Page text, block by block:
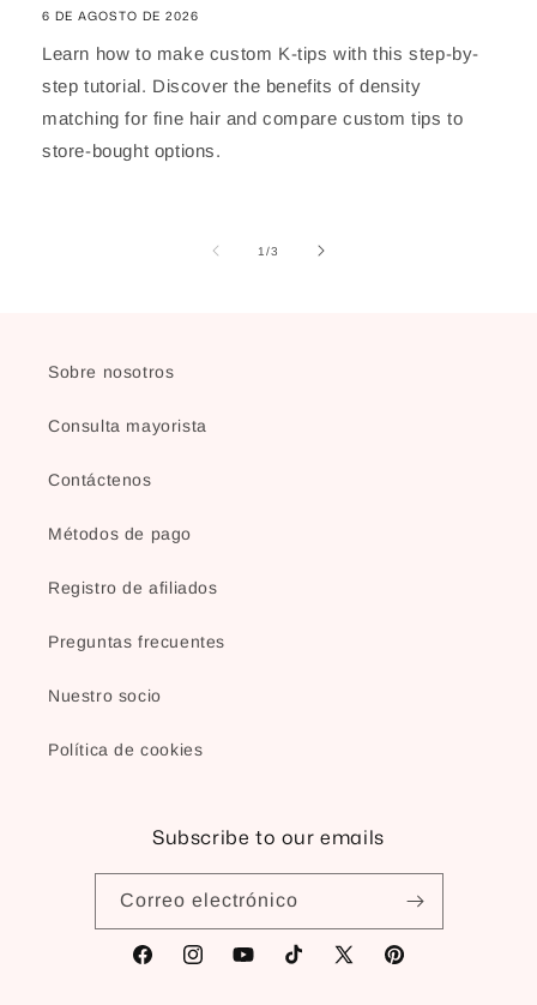
6 DE AGOSTO DE 2026
Learn how to make custom K-tips with this step-by-
step tutorial. Discover the benefits of density
matching for fine hair and compare custom tips to
store-bought options.
1/de
3
Sobre nosotros
Consulta mayorista
Contáctenos
Métodos de pago
Registro de afiliados
Preguntas frecuentes
Nuestro socio
Política de cookies
Subscribe to our emails
Correo electrónico
FacebookInstagramYouTubeTikTok X
Pinterest